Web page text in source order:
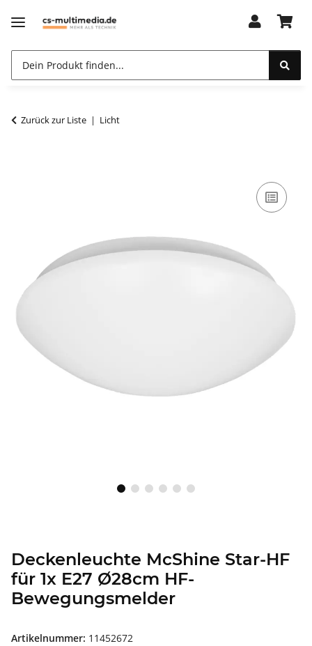
Zurück zur Liste Licht
Deckenleuchte McShine Star-HF
für 1x E27 Ø28cm HF-
Bewegungsmelder
Artikelnummer: 11452672